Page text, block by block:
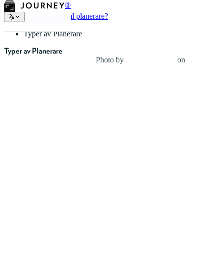
®
Vad är en digital planerare?
Typer av Planerare
Typer av Planerare
Photo by on